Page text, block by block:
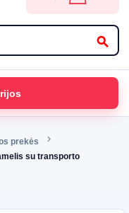
search
prekės
su transporto